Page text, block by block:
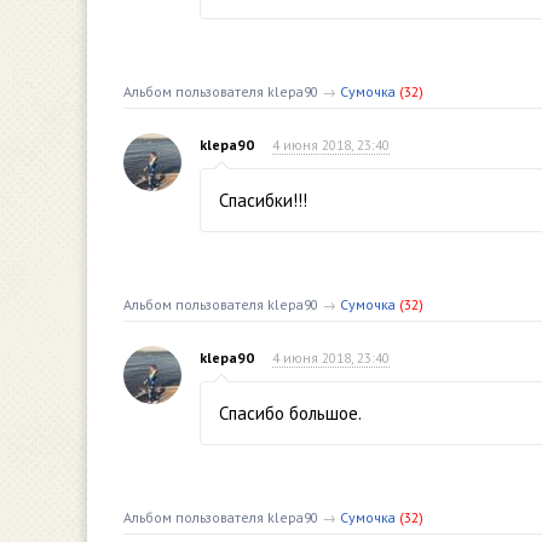
Альбом пользователя klepa90 → Сумочка (32)
klepa90 4 июня 2018, 23:40
Спасибки!!!
Альбом пользователя klepa90 → Сумочка (32)
klepa90 4 июня 2018, 23:40
Спасибо большое.
Альбом пользователя klepa90 → Сумочка (32)